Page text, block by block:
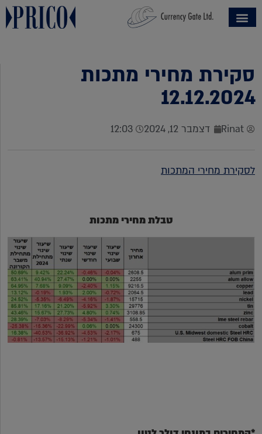
סקירת מחירי מתכות
12.12.2024
Rinat דצמבר 12, 2024 12:03
לסקירת מחירי המתכות
טבלת מחירי מתכות